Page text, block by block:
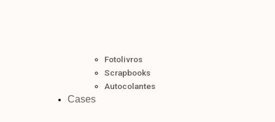
Fotolivros
Scrapbooks
Autocolantes
Cases